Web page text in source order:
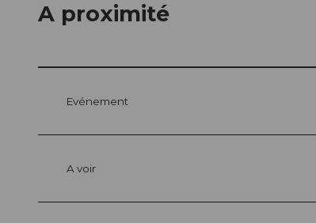
A proximité
Evénement
A voir